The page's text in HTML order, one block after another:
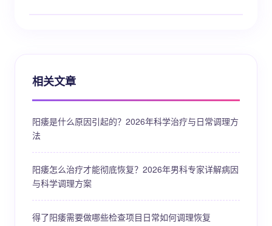
相关文章
阳痿是什么原因引起的？2026年科学治疗与日常调理方
法
阳痿怎么治疗才能彻底恢复？2026年男科专家详解病因
与科学调理方案
得了阳痿需要做哪些检查项目日常如何调理恢复